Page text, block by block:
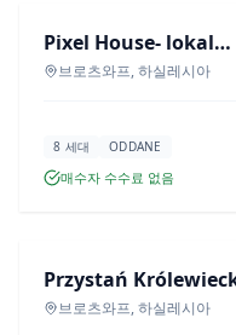
신규 분양 Pixel House- lokale użytkowe
브로츠와프, 하실레시아
8 세대 ODDANE
매수자 수수료 없음
신규 분양
브로츠와프, 하실레시아